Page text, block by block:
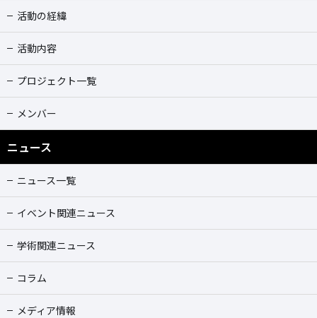
活動の経緯
活動内容
プロジェクト一覧
メンバー
ニュース
ニュース一覧
イベント関連ニュース
学術関連ニュース
コラム
メディア情報